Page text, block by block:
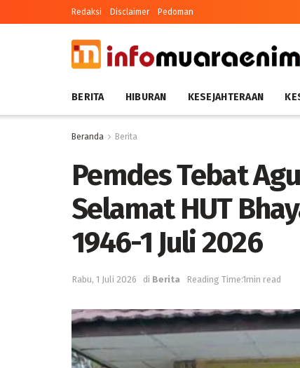
Redaksi Disclaimer Pedoman
BERITA HIBURAN KESEJAHTERAAN
Beranda Berita
Pemdes Tebat
Selamat HUT
1946-1 Juli 2026
Rabu, 1 Juli 2026 di Berita Reading Time:1min read